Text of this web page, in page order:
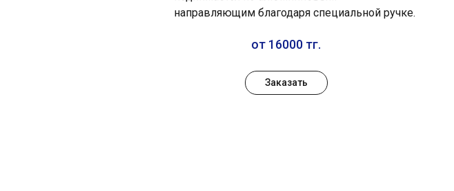
от 16000 тг.
Заказать
направляющим благодаря специальной ручке.